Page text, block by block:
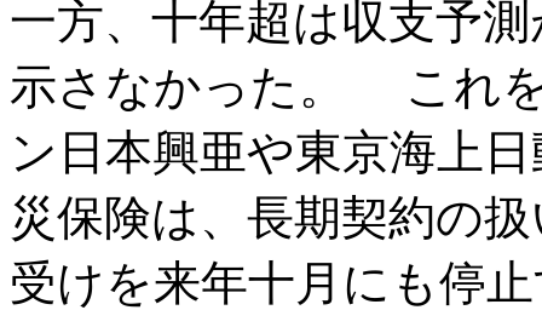
一方、十年超は収支予
示さなかった。 これ
ン日本興亜や東京海上
災保険は、長期契約の
受けを来年十月にも停